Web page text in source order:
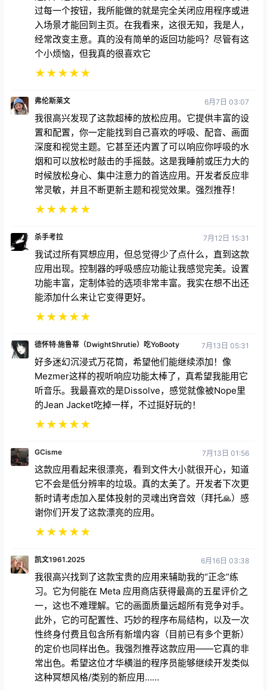
过每一个按钮，我所能做的就是完全关闭应用程序或进
入场景才能回到主页。在我看来，这很无知，我是人，
经常改变主意。真的没有简单的返回功能吗？尽管有这
个小烦恼，但我真的很喜欢它
★★★★★
弗伦斯莱文 6月7日 03:07
我很高兴发现了这款超棒的放松应用。它提供丰富的设
置和配置，你一定能找到自己喜欢的呼吸、配音、画面
深度和视觉主题。它甚至还内置了可以响应你呼吸的水
烟和可以放松时敲击的手摇鼓。这是我睡前或压力大的
时候放松身心、集中注意力的首选应用。开发者反应非
常灵敏，并且不断更新主题和视觉效果。强烈推荐！
★★★★★
杀手考拉 7月12日 15:31
我试过所有冥想应用，但总觉得少了点什么，直到这款
应用出现。控制器的呼吸感应功能让我感觉完美。设置
功能丰富，定制体验的选项非常丰富。我实在想不出还
能添加什么来让它变得更好。
★★★★★
德怀特·施鲁蒂（DwightShrutie）吃YoBooty 7月13日 05:31
好多迷幻沉浸式万花筒，希望他们能继续添加！像
Mezmer这样的视听响应功能太棒了，真希望我能用它
听音乐。我最喜欢的是Dissolve，感觉就像被Nope里
的Jean Jacket吃掉一样，不过挺好玩的！
★★★★★
GCisme 7月13日 01:56
这款应用看起来很漂亮，看到文件大小就很开心，知道
它不会是低分辨率的垃圾。真的太美了。开发者下次更
新时请考虑加入星体投射的灵魂出窍音效（拜托🙏）感
谢你们开发了这款漂亮的应用。
★★★★★
凯文1961.2025 6月16日 03:38
我很高兴找到了这款宝贵的应用来辅助我的“正念”练
习。它为何能在 Meta 应用商店获得最高的五星评价之
一，这也不难理解。它的画面质量远超所有竞争对手。
此外，它的可配置性、巧妙的程序布局结构，以及一次
性终身付费且包含所有新增内容（目前已有多个更新）
的定价也同样出色。我强烈推荐这款应用——它真的非
常出色。希望这位才华横溢的程序员能够继续开发类似
这种冥想风格/类别的新应用……